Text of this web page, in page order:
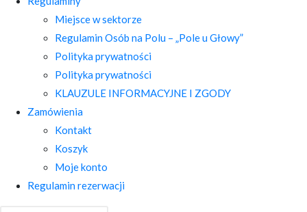
Miejsce w sektorze
Regulamin Osób na Polu – „Pole u Głowy”
Polityka prywatności
Polityka prywatności
KLAUZULE INFORMACYJNE I ZGODY
Zamówienia
Kontakt
Koszyk
Moje konto
Regulamin rezerwacji